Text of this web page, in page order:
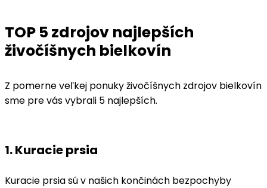
TOP 5 zdrojov najlepších
živočíšnych bielkovín
Z pomerne veľkej ponuky živočíšnych zdrojov bielkovín
sme pre vás vybrali 5 najlepších.
1. Kuracie prsia
Kuracie prsia sú v našich končinách bezpochyby